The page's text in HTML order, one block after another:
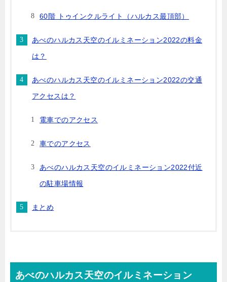
60階 トゥインクルライト（ハルカス最頂部）
あべのハルカス天空のイルミネーション2022の料金
は？
あべのハルカス天空のイルミネーション2022の交通
アクセスは？
電車でのアクセス
車でのアクセス
あべのハルカス天空のイルミネーション2022付近
の駐車場情報
まとめ
あべのハルカス天空のイルミネーション